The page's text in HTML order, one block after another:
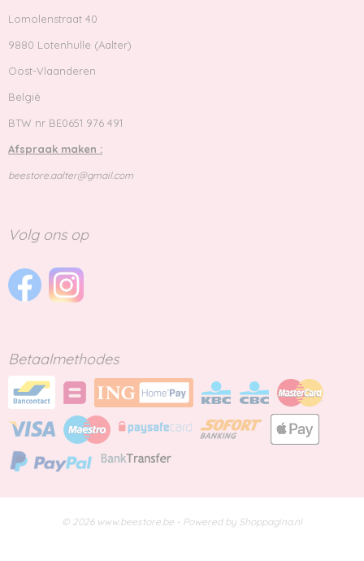
Lomolenstraat 40
9880 Lotenhulle (Aalter)
Oost-Vlaanderen
België
BTW nr BE0651 976 491
Afspraak maken :
beestore.aalter@gmail.com
Volg ons op
Betaalmethodes
© 2026 www.beestore.be - Powered by Shoppagina.nl